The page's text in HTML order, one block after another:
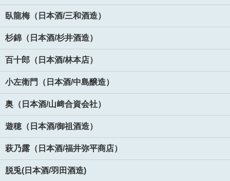
臥龍梅（日本酒/三和酒造）
杉錦（日本酒/杉井酒造）
百十郎（日本酒/林本店）
小左衛門（日本酒/中島醸造）
奥（日本酒/山﨑合資会社）
遊穂（日本酒/御祖酒造）
萩乃露（日本酒/福井弥平商店）
脱兎(日本酒/羽田酒造)